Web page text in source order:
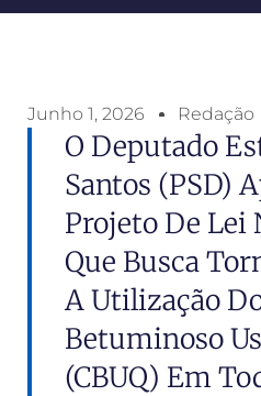
Junho 1, 2026 Redação
O Deputado
Santos (PSD)
Projeto De Lei
Que Busca
A Utilização
Betuminoso
(CBUQ) Em